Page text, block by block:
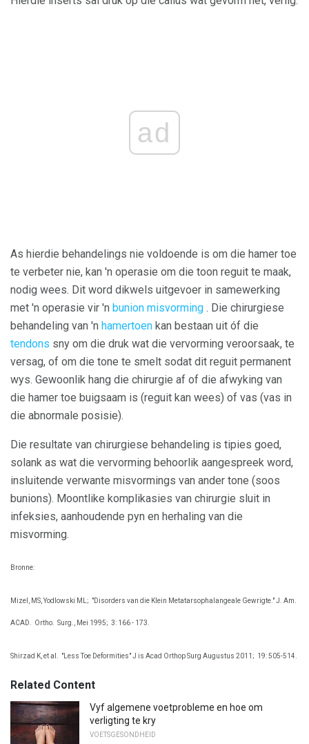
ad
As hierdie behandelings nie voldoende is om die hamer toe
te verbeter nie, kan 'n operasie om die toon reguit te maak,
nodig wees. Dit word dikwels uitgevoer in samewerking
met 'n operasie vir 'n bunion misvorming . Die chirurgiese
behandeling van 'n hamertoen kan bestaan ​​uit óf die
tendons sny om die druk wat die vervorming veroorsaak, te
versag, of om die tone te smelt sodat dit reguit permanent
wys. Gewoonlik hang die chirurgie af of die afwyking van
die hamer toe buigsaam is (reguit kan wees) of vas (vas in
die abnormale posisie).
Die resultate van chirurgiese behandeling is tipies goed,
solank as wat die vervorming behoorlik aangespreek word,
insluitende verwante misvormings van ander tone (soos
bunions). Moontlike komplikasies van chirurgie sluit in
infeksies, aanhoudende pyn en herhaling van die
misvorming.
Bronne:
Mizel, MS, Yodlowski ML; "Disorders van die Klein Metatarsophalangeale Gewrigte." J. Am.
ACAD. Ortho. Surg., Mei 1995; 3: 166 - 173.
Shirzad K, et al. "Less Toe Deformities" J is Acad Orthop Surg Augustus 2011; 19: 505-514.
Related Content
Vyf algemene voetprobleme en hoe om
verligting te kry
VOETSGESONDHEID